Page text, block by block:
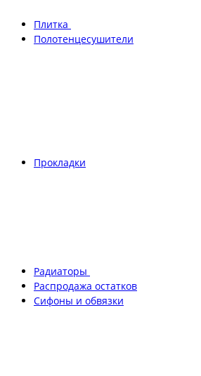
Плитка
Полотенцесушители
Прокладки
Радиаторы
Распродажа остатков
Сифоны и обвязки